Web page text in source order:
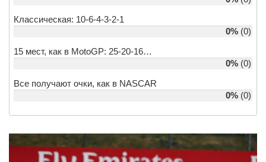
Классическая: 10-6-4-3-2-1
0% (0)
15 мест, как в MotoGP: 25-20-16…
0% (0)
Все получают очки, как в NASCAR
0% (0)